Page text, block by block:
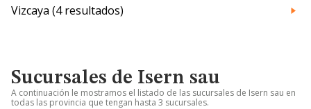
Vizcaya (4 resultados)
Sucursales de Isern sau
A continuación le mostramos el listado de las sucursales de Isern sau en
todas las provincia que tengan hasta 3 sucursales.